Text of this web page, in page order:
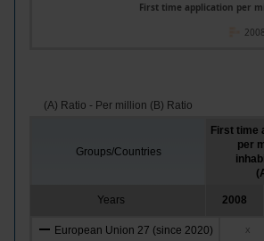
First time application per
2008
(A) Ratio - Per million (B) Ratio
Groups/Countries
First time
per
Years 2008
European Union 27 (since 2020) x